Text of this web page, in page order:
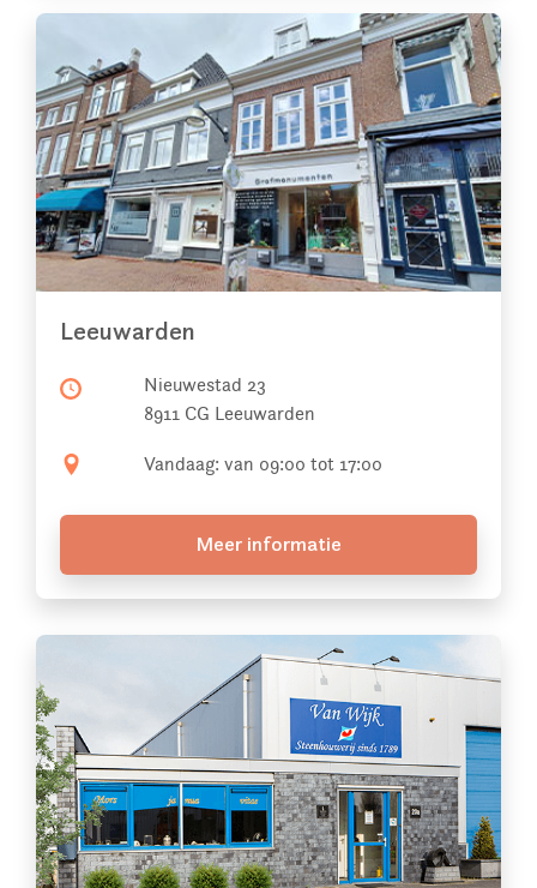
Leeuwarden
Nieuwestad 23
8911 CG Leeuwarden
Vandaag: van 09:00 tot 17:00
Meer informatie